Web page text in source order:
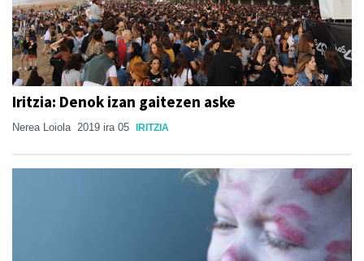
Iritzia: Denok izan gaitezen aske
Nerea Loiola 2019 ira 05 IRITZIA